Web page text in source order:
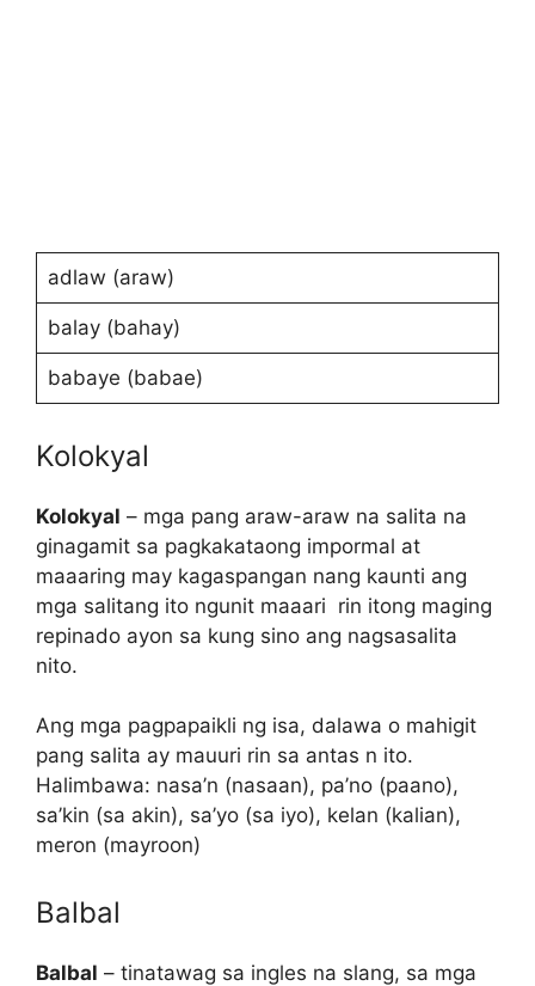
adlaw (araw)
balay (bahay)
babaye (babae)
Kolokyal
Kolokyal – mga pang araw-araw na salita na
ginagamit sa pagkakataong impormal at
maaaring may kagaspangan nang kaunti ang
mga salitang ito ngunit maaari rin itong maging
repinado ayon sa kung sino ang nagsasalita
nito.
Ang mga pagpapaikli ng isa, dalawa o mahigit
pang salita ay mauuri rin sa antas n ito.
Halimbawa: nasa’n (nasaan), pa’no (paano),
sa’kin (sa akin), sa’yo (sa iyo), kelan (kalian),
meron (mayroon)
Balbal
Balbal – tinatawag sa ingles na slang, sa mga